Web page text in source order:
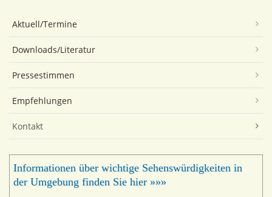
Aktuell/Termine
Downloads/Literatur
Pressestimmen
Empfehlungen
Kontakt
Informationen über wichtige Sehenswürdigkeiten in
der Umgebung finden Sie hier »»»